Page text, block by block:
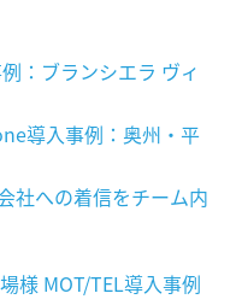
：ブランシエラ ヴィ
導入事例：奥州・平
社への着信をチーム内
様 MOT/TEL導入事例